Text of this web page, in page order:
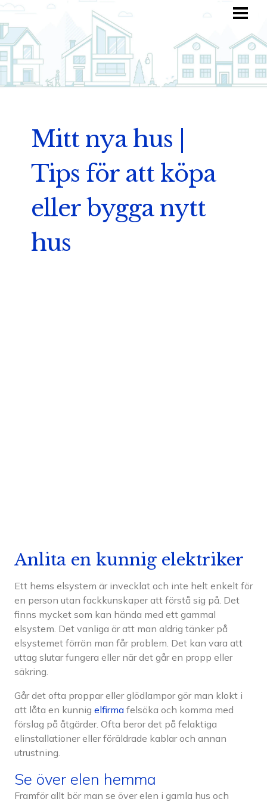
HITTA INSPIRATION
TOTALKOSTNAD
ANVÄND DIN FANTASI
Mitt nya hus |
Tips för att köpa
eller bygga nytt
hus
Anlita en kunnig elektriker
Ett hems elsystem är invecklat och inte helt enkelt för
en person utan fackkunskaper att förstå sig på. Det
finns mycket som kan hända med ett gammal
elsystem. Det vanliga är att man aldrig tänker på
elsystemet förrän man får problem. Det kan vara att
uttag slutar fungera eller när det går en propp eller
säkring.
Går det ofta proppar eller glödlampor gör man klokt i
att låta en kunnig elfirma felsöka och komma med
förslag på åtgärder. Ofta beror det på felaktiga
elinstallationer eller föräldrade kablar och annan
utrustning.
Se över elen hemma
Framför allt bör man se över elen i gamla hus och